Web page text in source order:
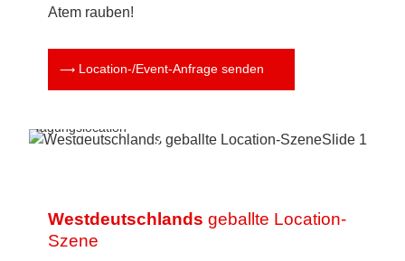
Atem rauben!
Location-/Event-Anfrage senden
Helle und
hochwertig
Tagungslocation
Westdeutschlands geballte Location-
Szene